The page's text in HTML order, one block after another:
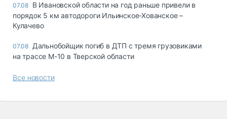
07.08 В Ивановской области на год раньше привели в
порядок 5 км автодороги Ильинское-Хованское –
Кулачево
07.08 Дальнобойщик погиб в ДТП с тремя грузовиками
на трассе М-10 в Тверской области
Все новости